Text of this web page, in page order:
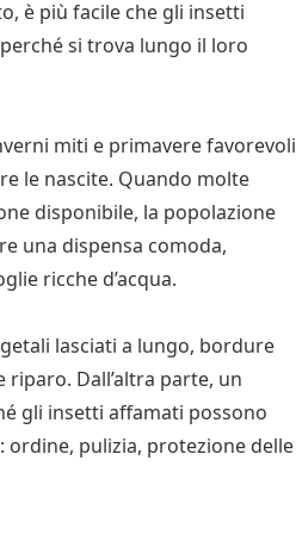
è più facile che gli insetti
si trova lungo il loro
miti e primavere favorevoli
le nascite. Quando molte
disponibile, la popolazione
una dispensa comoda,
ricche d’acqua.
lasciati a lungo, bordure
Dall’altra parte, un
gli insetti affamati possono
ordine, pulizia, protezione delle